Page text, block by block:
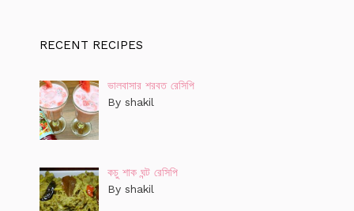
RECENT RECIPES
ভালবাসার শরবত রেসিপি
By shakil
কচু শাক ঘন্ট রেসিপি
By shakil